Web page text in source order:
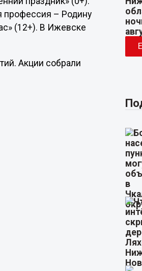
профессия – Родину
(12+). В Ижевске
Акции собрали